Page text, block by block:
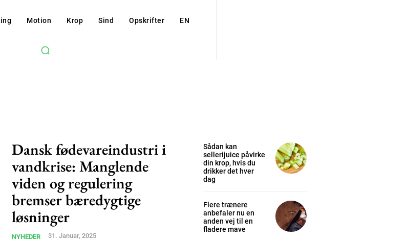
Plans
Motion Krop Sind Opskrifter EN
Dansk fødevareindustri i
vandkrise: Manglende
viden og regulering
bremser bæredygtige
løsninger
NYHEDER 31. Januar, 2025
Sådan kan
sellerijuice påvirke
din krop, hvis du
drikker det hver
dag
Flere trænere
anbefaler nu en
anden vej til en
fladere mave